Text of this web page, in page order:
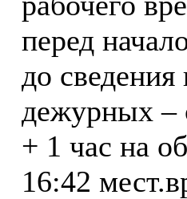
перед
до сведения
дежурных –
+ 1 час на
16:42